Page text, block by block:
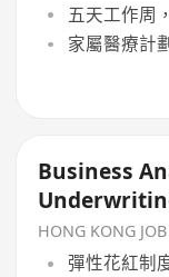
五天工作周
家屬醫療計
Business
HONG KONG
彈性花紅制